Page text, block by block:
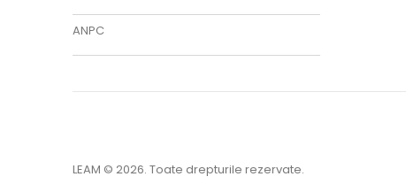
ANPC
LEAM © 2026. Toate drepturile rezervate.